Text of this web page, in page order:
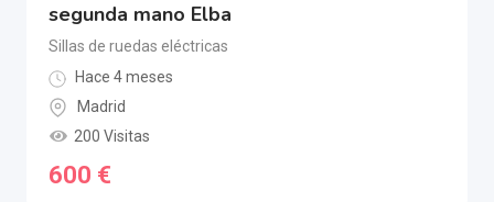
segunda mano Elba
Sillas de ruedas eléctricas
Hace 4 meses
Madrid
200 Visitas
600 €